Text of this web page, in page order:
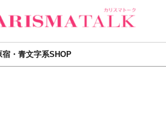
宿・青文字系SHOP